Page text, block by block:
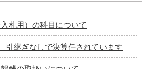
札用）の科目について
引継ぎなしで決算任されています